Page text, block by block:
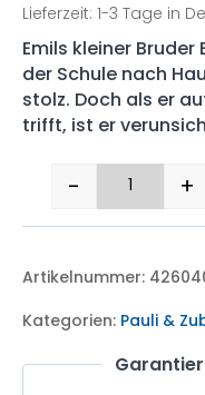
Lieferzeit: 1-3 Tage in
Emils kleiner
der Schule nach
stolz. Doch als er
trifft, ist er
Pauli-
- +
Artikelnummer:
Kategorien: Pauli &